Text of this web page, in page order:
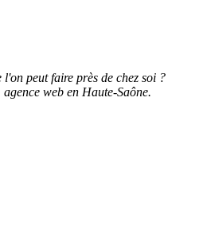
peut faire près de chez soi ?
, agence web en Haute-Saône.